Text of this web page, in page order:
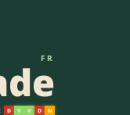
FR
D V V D N